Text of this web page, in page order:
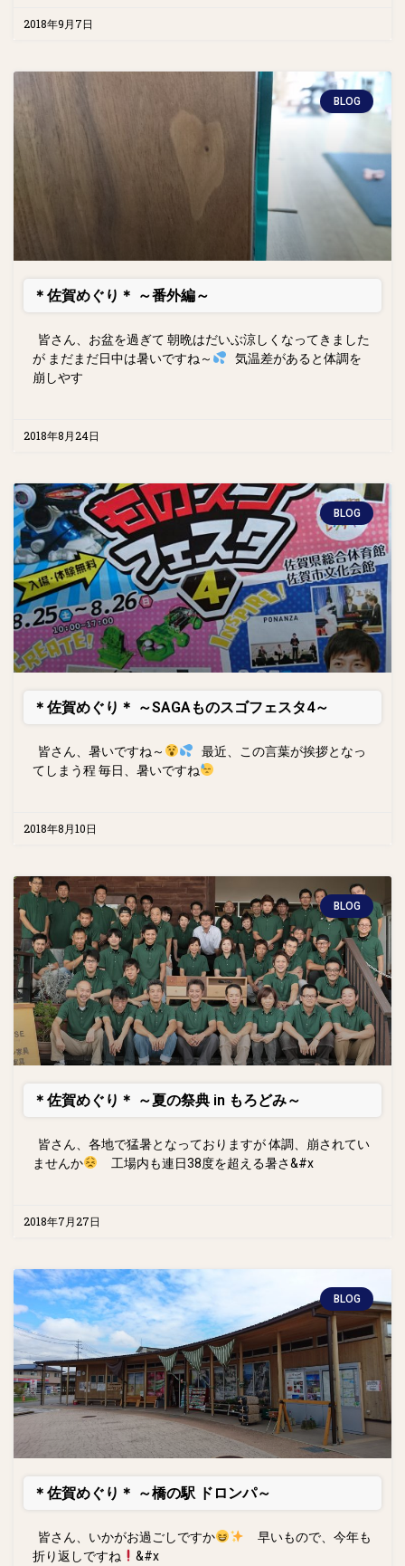
2018年9月7日
BLOG
＊佐賀めぐり＊ ～番外編～
皆さん、お盆を過ぎて 朝晩はだいぶ涼しくなってきました
が まだまだ日中は暑いですね～
気温差があると体調を
崩しやす
2018年8月24日
BLOG
＊佐賀めぐり＊ ～SAGAものスゴフェスタ4～
皆さん、暑いですね～
最近、この言葉が挨拶となっ
てしまう程 毎日、暑いですね
2018年8月10日
BLOG
＊佐賀めぐり＊ ～夏の祭典 in もろどみ～
皆さん、各地で猛暑となっておりますが 体調、崩されてい
ませんか
工場内も連日38度を超える暑さ&#x
2018年7月27日
BLOG
＊佐賀めぐり＊ ～橋の駅 ドロンパ～
皆さん、いかがお過ごしですか
早いもので、今年も
折り返しですね
&#x